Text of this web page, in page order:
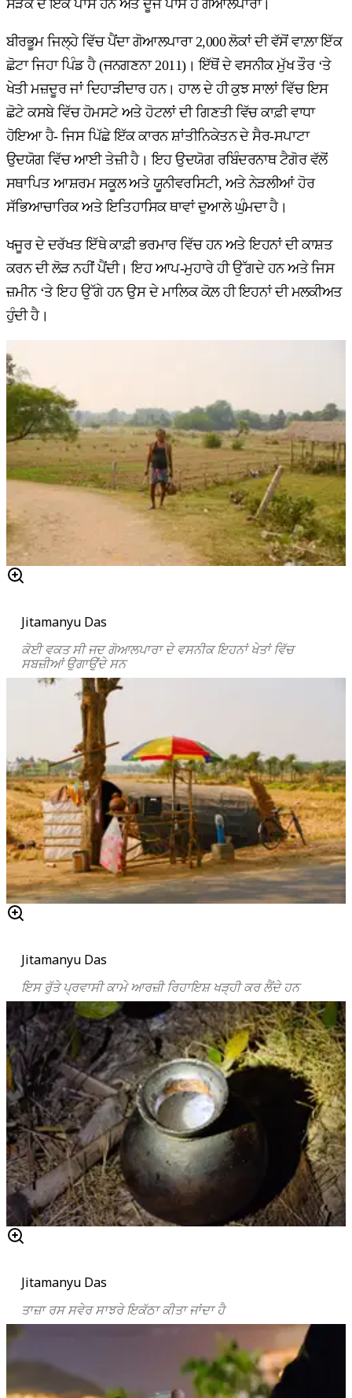
ਸੜਕ ਦੇ ਇੱਕ ਪਾਸੇ ਹਨ ਅਤੇ ਦੂਜੇ ਪਾਸੇ ਹੈ ਗੋਆਲਪਾਰਾ।
ਬੀਰਭੂਮ ਜਿਲ੍ਹੇ ਵਿੱਚ ਪੈਂਦਾ ਗੋਆਲਪਾਰਾ 2,000 ਲੋਕਾਂ ਦੀ ਵੱਸੋਂ ਵਾਲ਼ਾ ਇੱਕ
ਛੋਟਾ ਜਿਹਾ ਪਿੰਡ ਹੈ (ਜਨਗਣਨਾ 2011)। ਇੱਥੋਂ ਦੇ ਵਸਨੀਕ ਮੁੱਖ ਤੌਰ ‘ਤੇ
ਖੇਤੀ ਮਜ਼ਦੂਰ ਜਾਂ ਦਿਹਾੜੀਦਾਰ ਹਨ। ਹਾਲ ਦੇ ਹੀ ਕੁਝ ਸਾਲਾਂ ਵਿੱਚ ਇਸ
ਛੋਟੇ ਕਸਬੇ ਵਿੱਚ ਹੋਮਸਟੇ ਅਤੇ ਹੋਟਲਾਂ ਦੀ ਗਿਣਤੀ ਵਿੱਚ ਕਾਫ਼ੀ ਵਾਧਾ
ਹੋਇਆ ਹੈ- ਜਿਸ ਪਿੱਛੇ ਇੱਕ ਕਾਰਨ ਸ਼ਾਂਤੀਨਿਕੇਤਨ ਦੇ ਸੈਰ-ਸਪਾਟਾ
ਉਦਯੋਗ ਵਿੱਚ ਆਈ ਤੇਜ਼ੀ ਹੈ। ਇਹ ਉਦਯੋਗ ਰਬਿੰਦਰਨਾਥ ਟੈਗੋਰ ਵੱਲੋਂ
ਸਥਾਪਿਤ ਆਸ਼ਰਮ ਸਕੂਲ ਅਤੇ ਯੂਨੀਵਰਸਿਟੀ, ਅਤੇ ਨੇੜਲੀਆਂ ਹੋਰ
ਸੱਭਿਆਚਾਰਿਕ ਅਤੇ ਇਤਿਹਾਸਿਕ ਥਾਵਾਂ ਦੁਆਲੇ ਘੁੰਮਦਾ ਹੈ।
ਖਜੂਰ ਦੇ ਦਰੱਖਤ ਇੱਥੇ ਕਾਫ਼ੀ ਭਰਮਾਰ ਵਿੱਚ ਹਨ ਅਤੇ ਇਹਨਾਂ ਦੀ ਕਾਸ਼ਤ
ਕਰਨ ਦੀ ਲੋੜ ਨਹੀਂ ਪੈਂਦੀ। ਇਹ ਆਪ-ਮੁਹਾਰੇ ਹੀ ਉੱਗਦੇ ਹਨ ਅਤੇ ਜਿਸ
ਜ਼ਮੀਨ ‘ਤੇ ਇਹ ਉੱਗੇ ਹਨ ਉਸ ਦੇ ਮਾਲਿਕ ਕੋਲ਼ ਹੀ ਇਹਨਾਂ ਦੀ ਮਲਕੀਅਤ
ਹੁੰਦੀ ਹੈ।
Jitamanyu Das
ਕੋਈ ਵਕਤ ਸੀ ਜਦ ਗੋਆਲਪਾਰਾ ਦੇ ਵਸਨੀਕ ਇਹਨਾਂ ਖੇਤਾਂ ਵਿੱਚ
ਸਬਜ਼ੀਆਂ ਉਗਾਉਂਦੇ ਸਨ
Jitamanyu Das
ਇਸ ਰੁੱਤੇ ਪ੍ਰਵਾਸੀ ਕਾਮੇ ਆਰਜ਼ੀ ਰਿਹਾਇਸ਼ ਖੜ੍ਹੀ ਕਰ ਲੈਂਦੇ ਹਨ
Jitamanyu Das
ਤਾਜ਼ਾ ਰਸ ਸਵੇਰ ਸਾਝਰੇ ਇਕੱਠਾ ਕੀਤਾ ਜਾਂਦਾ ਹੈ